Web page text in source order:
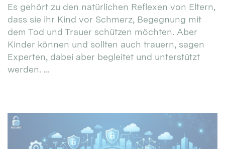
Es gehört zu den natürlichen Reflexen von Eltern,
dass sie ihr Kind vor Schmerz, Begegnung mit
dem Tod und Trauer schützen möchten. Aber
Kinder können und sollten auch trauern, sagen
Experten, dabei aber begleitet und unterstützt
werden. ...